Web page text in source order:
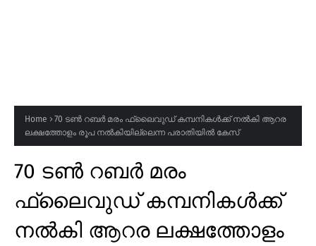
Home
70 ടൺ റബർ മരം ഫ്ലൈവുഡ് കമ്പനികൾക്ക് നൽകി ആറര
ലക്ഷത്തോളം രൂപ നൽകിയില്ലെന്ന പരാതിയിൽ കേസ്
70 ടൺ റബർ മരം
ഫ്ലൈവുഡ് കമ്പനികൾക്ക്
നൽകി ആറര ലക്ഷത്തോളം